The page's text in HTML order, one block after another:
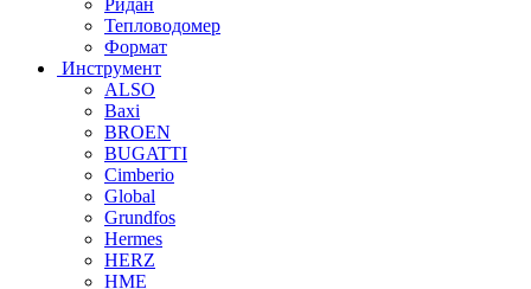
Тепловодомер
Формат
Инструмент
ALSO
Baxi
BROEN
BUGATTI
Cimberio
Global
Grundfos
Hermes
HERZ
HME